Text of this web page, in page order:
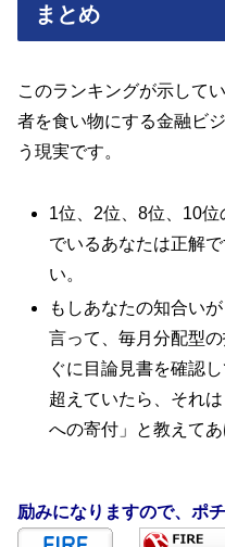
まとめ
このランキングが示して
者を食い物にする金融ビ
う現実です。
1位、2位、8位、10
でいるあなたは正解
い。
もしあなたの知合い
言って、毎月分配型
ぐに目論見書を確認
超えていたら、それ
への寄付」と教えてあ
励みになりますので、ポ